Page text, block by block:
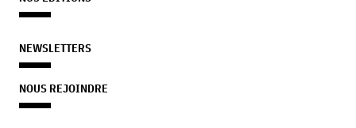
NEWSLETTERS
NOUS REJOINDRE